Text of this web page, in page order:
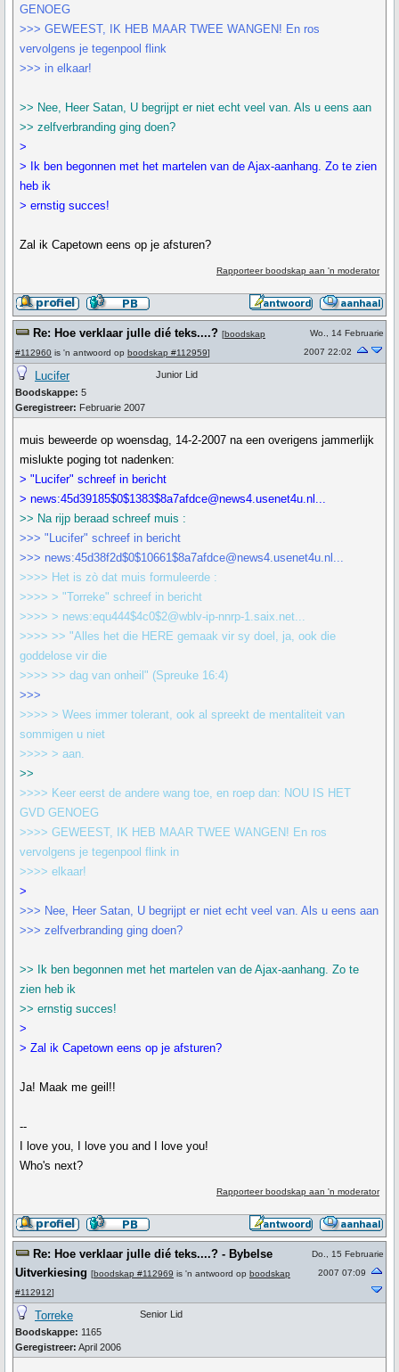
GENOEG
>>> GEWEEST, IK HEB MAAR TWEE WANGEN! En ros
vervolgens je tegenpool flink
>>> in elkaar!
>> Nee, Heer Satan, U begrijpt er niet echt veel van. Als u eens aan
>> zelfverbranding ging doen?
>
> Ik ben begonnen met het martelen van de Ajax-aanhang. Zo te zien
heb ik
> ernstig succes!
Zal ik Capetown eens op je afsturen?
Rapporteer boodskap aan 'n moderator
Re: Hoe verklaar julle dié teks....? [boodskap
#112960 is 'n antwoord op boodskap #112959]
Wo., 14 Februarie
2007 22:02
Lucifer
Boodskappe: 5
Geregistreer: Februarie 2007
Junior Lid
muis beweerde op woensdag, 14-2-2007 na een overigens jammerlijk
mislukte poging tot nadenken:
> "Lucifer" schreef in bericht
> news:45d39185$0$1383$8a7afdce@news4.usenet4u.nl...
>> Na rijp beraad schreef muis :
>>> "Lucifer" schreef in bericht
>>> news:45d38f2d$0$10661$8a7afdce@news4.usenet4u.nl...
>>>> Het is zò dat muis formuleerde :
>>>> > "Torreke" schreef in bericht
>>>> > news:equ444$4c0$2@wblv-ip-nnrp-1.saix.net...
>>>> >> "Alles het die HERE gemaak vir sy doel, ja, ook die
goddelose vir die
>>>> >> dag van onheil" (Spreuke 16:4)
>>>
>>>> > Wees immer tolerant, ook al spreekt de mentaliteit van
sommigen u niet
>>>> > aan.
>>
>>>> Keer eerst de andere wang toe, en roep dan: NOU IS HET
GVD GENOEG
>>>> GEWEEST, IK HEB MAAR TWEE WANGEN! En ros
vervolgens je tegenpool flink in
>>>> elkaar!
>
>>> Nee, Heer Satan, U begrijpt er niet echt veel van. Als u eens aan
>>> zelfverbranding ging doen?
>> Ik ben begonnen met het martelen van de Ajax-aanhang. Zo te
zien heb ik
>> ernstig succes!
>
> Zal ik Capetown eens op je afsturen?
Ja! Maak me geil!!
--
I love you, I love you and I love you!
Who's next?
Rapporteer boodskap aan 'n moderator
Re: Hoe verklaar julle dié teks....? - Bybelse
Uitverkiesing [boodskap #112969 is 'n antwoord op boodskap
#112912]
Do., 15 Februarie
2007 07:09
Torreke
Boodskappe: 1165
Geregistreer: April 2006
Senior Lid